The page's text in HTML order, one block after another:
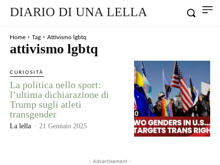
DIARIO DI UNA LELLA
Home Tag Attivismo lgbtq
attivismo lgbtq
CURIOSITÀ
La politica nello sport:
l’ultima dichiarazione di
Trump sugli atleti
transgender
La lella - 21 Gennaio 2025
- Advertisement -